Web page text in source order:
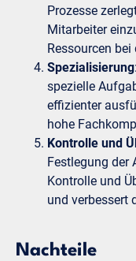
Prozesse
Mitarbeiter
Ressourcen
Spezialisierung
spezielle
effizienter
hohe
Kontrolle und
Festlegung der
Kontrolle und
und verbessert
Nachteile